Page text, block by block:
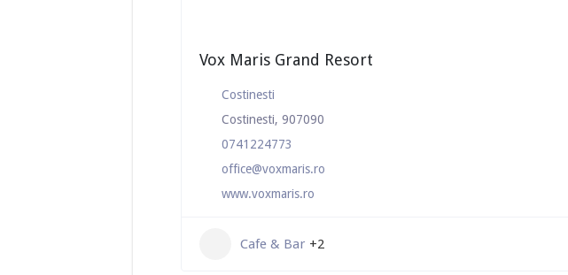
Vox Maris Grand Resort
Costinesti
Costinesti, 907090
0741224773
office@voxmaris.ro
www.voxmaris.ro
Cafe & Bar +2